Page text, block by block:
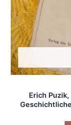
Erich